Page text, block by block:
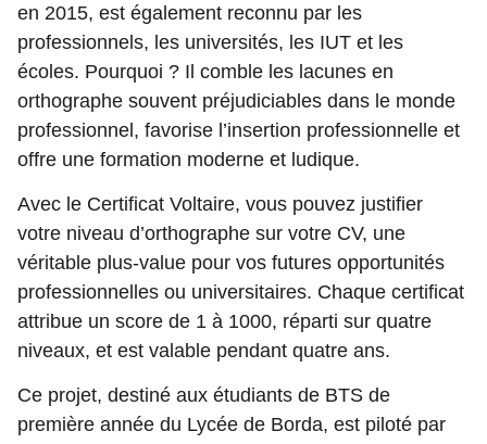
en 2015, est également reconnu par les
professionnels, les universités, les IUT et les
écoles. Pourquoi ? Il comble les lacunes en
orthographe souvent préjudiciables dans le monde
professionnel, favorise l’insertion professionnelle et
offre une formation moderne et ludique.
Avec le Certificat Voltaire, vous pouvez justifier
votre niveau d’orthographe sur votre CV, une
véritable plus-value pour vos futures opportunités
professionnelles ou universitaires. Chaque certificat
attribue un score de 1 à 1000, réparti sur quatre
niveaux, et est valable pendant quatre ans.
Ce projet, destiné aux étudiants de BTS de
première année du Lycée de Borda, est piloté par